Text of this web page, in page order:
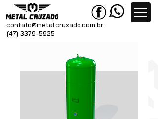
contato@metalcruzado.com.br
(47) 3379-5925